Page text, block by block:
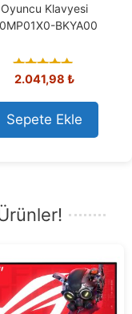
Oyuncu Klavyesi
BKYA00
5.00
2.041,98 ₺
Sepete Ekle